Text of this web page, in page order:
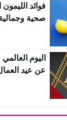
فوائد
صحية
اليوم
عن عيد